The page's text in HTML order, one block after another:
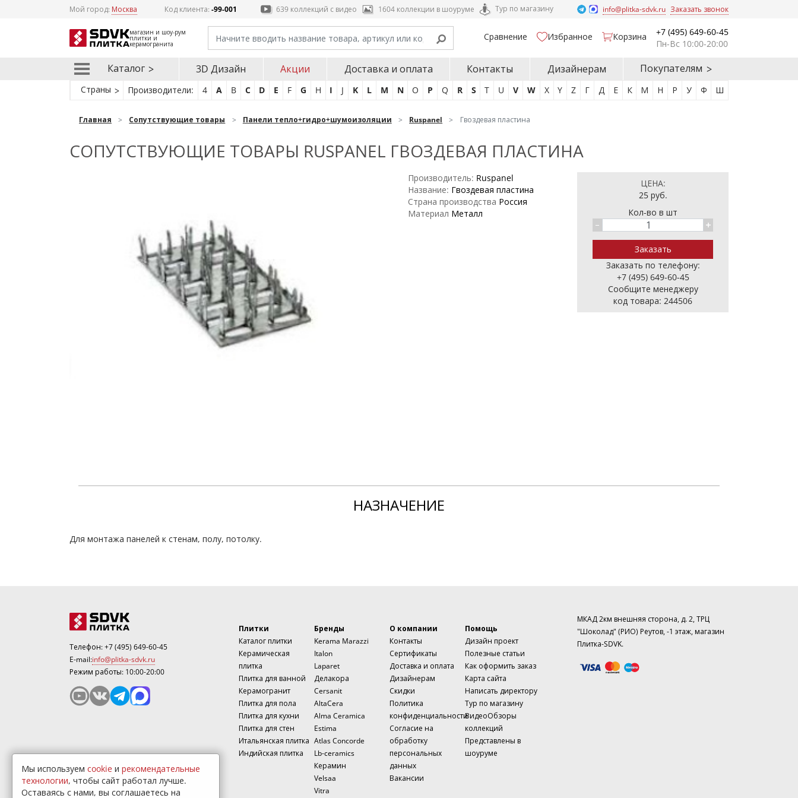
Мой город: Москва Код клиента:-99-001 639 коллекций с видео 1604 коллекции в шоуруме Тур по магазину info@plitka-sdvk.ru Заказать звонок
магазин и шоу-рум
плитки и
керамогранита
Сравнение Избранное Корзина
+7 (495) 649-60-45
Пн-Вс 10:00-20:00
Каталог 3D Дизайн Акции Доставка и оплата Контакты Дизайнерам Покупателям
Страны Производители: 4 A B C D E F G H I J K L M N O P Q R S T U V W X Y Z Г Д Е К М Н Р У Ф Ш
Главная Сопутствующие товары Панели тепло+гидро+шумоизоляции Ruspanel Гвоздевая пластина
СОПУТСТВУЮЩИЕ ТОВАРЫ RUSPANEL ГВОЗДЕВАЯ ПЛАСТИНА
Производитель: Ruspanel
Название: Гвоздевая пластина
Страна производства Россия
Материал Металл
ЦЕНА:
25 руб.
Кол-во в шт
Заказать по телефону:
+7 (495) 649-60-45
Cообщите менеджеру
код товара: 244506
НАЗНАЧЕНИЕ
Для монтажа панелей к стенам, полу, потолку.
Телефон:+7 (495) 649-60-45
E-mail:info@plitka-sdvk.ru
Режим работы: 10:00-20:00
Плитки
Каталог плитки
Керамическая
плитка
Плитка для ванной
Керамогранит
Плитка для пола
Плитка для кухни
Плитка для стен
Итальянская плитка
Индийская плитка
Бренды
Kerama Marazzi
Italon
Laparet
Делакора
Cersanit
AltaCera
Alma Ceramica
Estima
Atlas Concorde
Lb-ceramics
Керамин
Velsaa
Vitra
О компании
Контакты
Сертификаты
Доставка и оплата
Дизайнерам
Скидки
Политика
конфиденциальности
Согласие на
обработку
персональных
данных
Вакансии
Помощь
Дизайн проект
Полезные статьи
Как оформить заказ
Карта сайта
Написать директору
Тур по магазину
ВидеоОбзоры
коллекций
Представлены в
шоуруме
МКАД 2км внешняя сторона, д. 2, ТРЦ
"Шоколад" (РИО) Реутов, -1 этаж, магазин
Плитка-SDVK.
Мы используем cookie и рекомендательные
технологии, чтобы сайт работал лучше.
Оставаясь с нами, вы соглашаетесь на